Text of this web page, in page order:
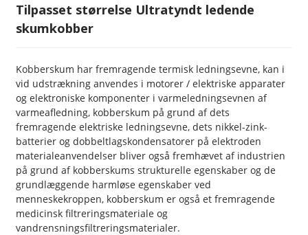
Tilpasset størrelse Ultratyndt ledende
skumkobber
Kobberskum har fremragende termisk ledningsevne, kan i
vid udstrækning anvendes i motorer / elektriske apparater
og elektroniske komponenter i varmeledningsevnen af ​​
varmeafledning, kobberskum på grund af dets
fremragende elektriske ledningsevne, dets nikkel-zink-
batterier og dobbeltlagskondensatorer på elektroden
materialeanvendelser bliver også fremhævet af industrien
på grund af kobberskums strukturelle egenskaber og de
grundlæggende harmløse egenskaber ved
menneskekroppen, kobberskum er også et fremragende
medicinsk filtreringsmateriale og
vandrensningsfiltreringsmaterialer.